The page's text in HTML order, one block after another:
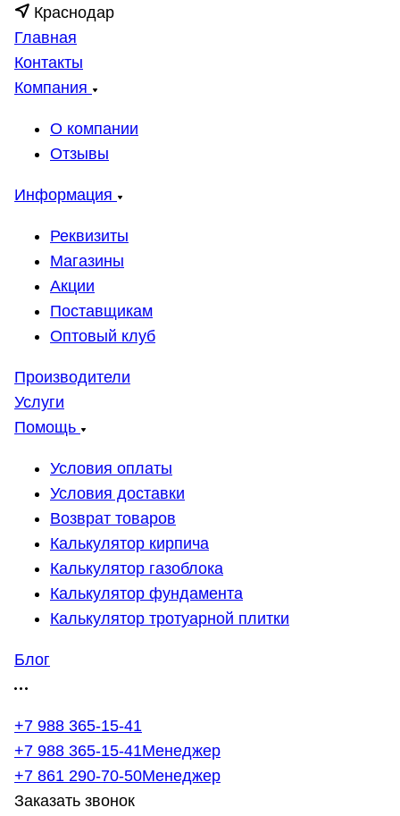
Краснодар
Главная
Контакты
Компания
О компании
Отзывы
Информация
Реквизиты
Магазины
Акции
Поставщикам
Оптовый клуб
Производители
Услуги
Помощь
Условия оплаты
Условия доставки
Возврат товаров
Калькулятор кирпича
Калькулятор газоблока
Калькулятор фундамента
Калькулятор тротуарной плитки
Блог
+7 988 365-15-41
+7 988 365-15-41Менеджер
+7 861 290-70-50Менеджер
Заказать звонок